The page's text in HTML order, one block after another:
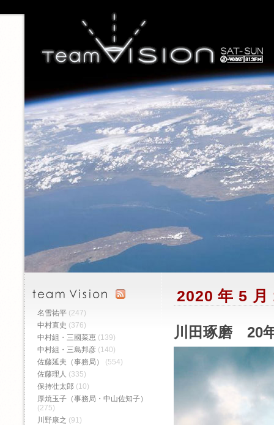
2020 年 5 月
川田琢磨 20
名雪祐平 (247)
中村直史 (376)
中村組・三國菜恵 (139)
中村組・三島邦彦 (140)
佐藤延夫（事務局）
(554)
佐藤理人 (335)
保持壮太郎 (10)
厚焼玉子（事務局・中山佐知子）
(275)
川野康之 (91)